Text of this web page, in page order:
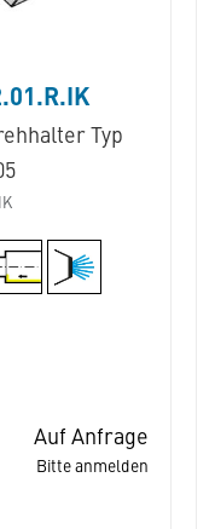
Typ
Auf Anfrage
Bitte anmelden